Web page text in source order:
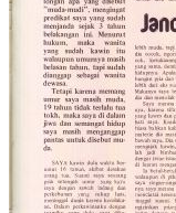
7.500,00